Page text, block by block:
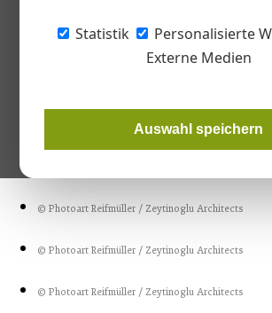
Statistik
Personalisierte
Externe Medien
Auswahl speichern
bis November noch eifrig gearbeitet.
© Photoart Reifmüller / Zeytinoglu Architects
© Photoart Reifmüller / Zeytinoglu Architects
© Photoart Reifmüller / Zeytinoglu Architects
© Photoart Reifmüller / Zeytinoglu Architects